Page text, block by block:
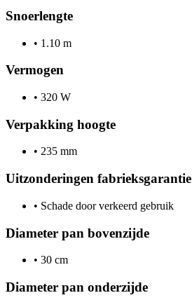
Snoerlengte
• 1.10 m
Vermogen
• 320 W
Verpakking hoogte
• 235 mm
Uitzonderingen fabrieksgarantie
• Schade door verkeerd gebruik
Diameter pan bovenzijde
• 30 cm
Diameter pan onderzijde